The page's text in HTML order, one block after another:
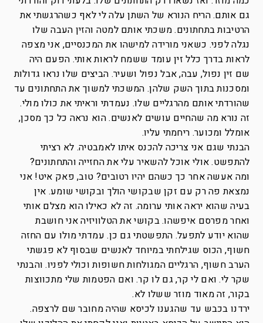
גם אותם. הריח הנורא של השתן עלה לי לאף כשהרגשתי את
הרטיבות בתחתונים. משכתי אותם למטה והזין העבה שלו
נגלה לפני. כשאני מורידה למישהו את המכנסיים, אני מצפה
לראות בדרך כלל זין עומד ששמח לראות אותי. הפעם היה
שם זין נפול, עבה, אבל נפול ושעיר. הביצים שלו נראו גדולות
ומסכנות בתוך השק שלהן. המשכתי למשוך את התחתונים עד
שהורדתי אותם מהרגליים שלו. נעמדתי וראיתי את כולו מולי.
זה נורא מה שהחיים עושים לאנשים. הוא נראה כל כך מסכן,
אומלל ומכוער. ריחמתי עליו.
הבנתי שגם אני צריכה להכנס איתו לאמבטיה. לא רציתי
להתפשט. אולי אוכל להשאיר עלי את החזייה והתחתונים?
ומה אעשה אחר כך כשהם יהיו רטובים? טוב, פאק איט! אני
נמצאת פה רק עם זקן שבקושי הולך ובקושי שומע. אין
בעיה שהוא יראה אותי ערומה. זה לא כאילו הוא מצלם אותי
ואחר מפרסם איפשהו. בקושי את הטלוויזיה אני חושבת
שהוא יודע לתפעל. התפשטתי גם כן. עמדתי מולו עם החזה
חשוף, הכוס שגילחתי במיוחד לאנשים שבסוף לא פגשתי
הערב חשוף, הרגליים המגולחות חשופות וכולי לפניו. והבנתי
שקר לי. ואם לי קר, גם לו קר. ואם הפטמות שלי מתכווצות
בקור, זה מאוד מוזר ששלו לא.
ירדנו בכבש עד שהגענו לכיסא שהיה מחובר שם לרצפה.